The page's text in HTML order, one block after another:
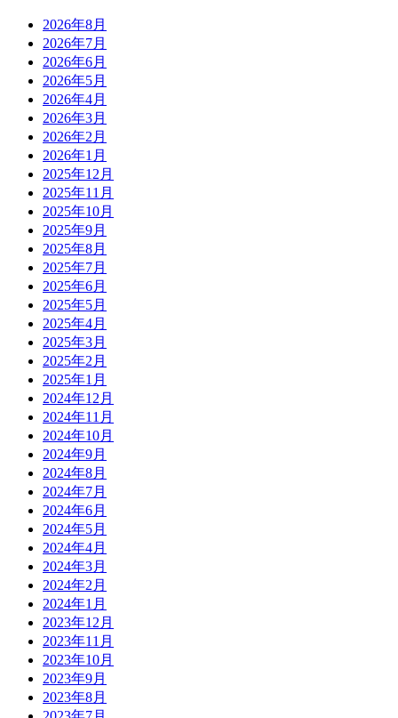
2026年8月
2026年7月
2026年6月
2026年5月
2026年4月
2026年3月
2026年2月
2026年1月
2025年12月
2025年11月
2025年10月
2025年9月
2025年8月
2025年7月
2025年6月
2025年5月
2025年4月
2025年3月
2025年2月
2025年1月
2024年12月
2024年11月
2024年10月
2024年9月
2024年8月
2024年7月
2024年6月
2024年5月
2024年4月
2024年3月
2024年2月
2024年1月
2023年12月
2023年11月
2023年10月
2023年9月
2023年8月